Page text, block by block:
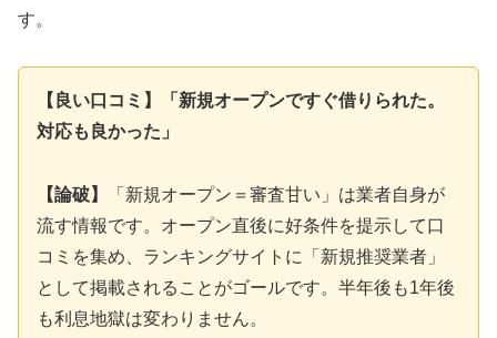
す。
【良い口コミ】「新規オープンですぐ借りられた。
対応も良かった」
【論破】
「新規オープン＝審査甘い」は業者自身が
流す情報です。オープン直後に好条件を提示して口
コミを集め、ランキングサイトに「新規推奨業者」
として掲載されることがゴールです。半年後も1年後
も利息地獄は変わりません。